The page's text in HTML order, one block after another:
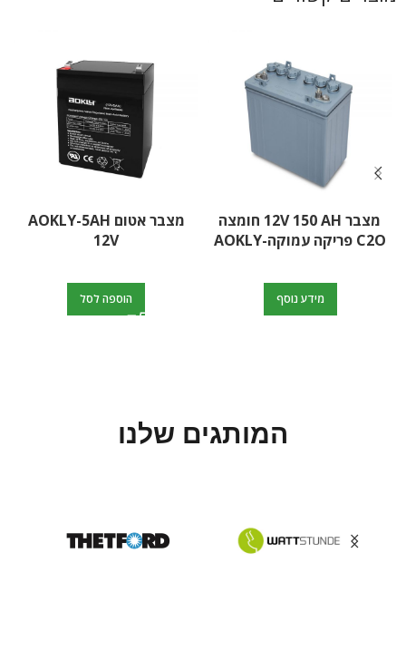
מצבר 12V 150 AH חומצה
C2O פריקה עמוקה-AOKLY
מידע נוסף
מצבר אטום AOKLY-5AH
12V
הוספה לסל
המותגים שלנו